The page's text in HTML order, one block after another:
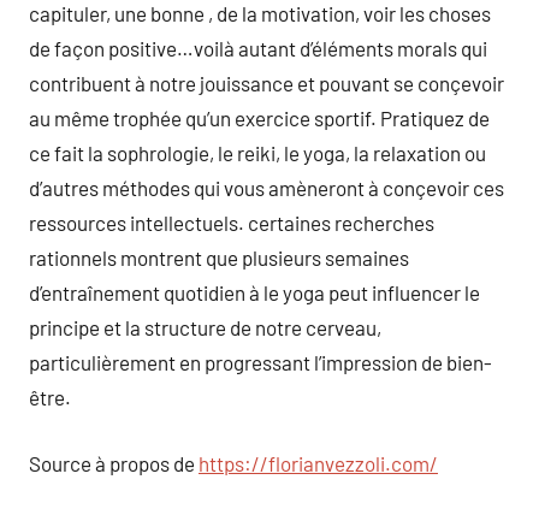
capituler, une bonne , de la motivation, voir les choses
de façon positive…voilà autant d’éléments morals qui
contribuent à notre jouissance et pouvant se conçevoir
au même trophée qu’un exercice sportif. Pratiquez de
ce fait la sophrologie, le reiki, le yoga, la relaxation ou
d’autres méthodes qui vous amèneront à conçevoir ces
ressources intellectuels. certaines recherches
rationnels montrent que plusieurs semaines
d’entraînement quotidien à le yoga peut influencer le
principe et la structure de notre cerveau,
particulièrement en progressant l’impression de bien-
être.
Source à propos de https://florianvezzoli.com/